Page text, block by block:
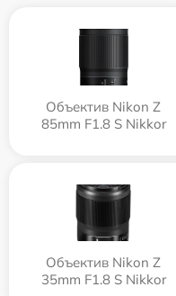
Объектив Nikon Z
85mm F1.8 S Nikkor
Объектив Nikon Z
35mm F1.8 S Nikkor